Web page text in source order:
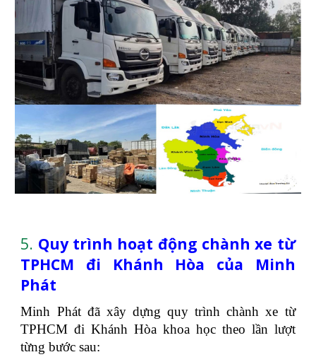
5. Quy trình hoạt động chành xe từ
TPHCM đi Khánh Hòa của Minh
Phát
Minh Phát đã xây dựng quy trình chành xe từ
TPHCM đi Khánh Hòa khoa học theo lần lượt
từng bước sau: